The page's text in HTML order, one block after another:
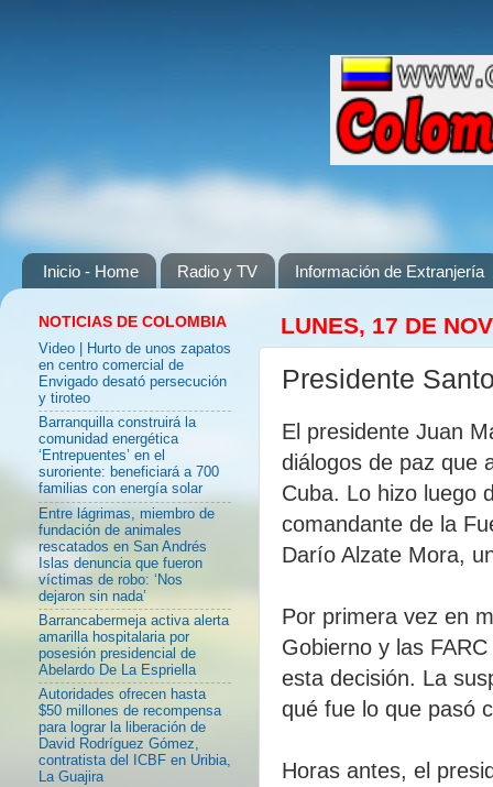
Inicio - Home Radio y TV Información de Extranjería
LUNES, 17 DE
Presidente
El presidente Juan
diálogos de paz que
Cuba. Lo hizo luego
comandante de la
Darío Alzate Mora,
Por primera vez en
Gobierno y las
esta decisión. La
qué fue lo que pasó
Horas antes, el
NOTICIAS DE COLOMBIA
Video | Hurto de unos zapatos
en centro comercial de
Envigado desató persecución
y tiroteo
Barranquilla construirá la
comunidad energética
‘Entrepuentes’ en el
suroriente: beneficiará a 700
familias con energía solar
Entre lágrimas, miembro de
fundación de animales
rescatados en San Andrés
Islas denuncia que fueron
víctimas de robo: ‘Nos
dejaron sin nada’
Barrancabermeja activa alerta
amarilla hospitalaria por
posesión presidencial de
Abelardo De La Espriella
Autoridades ofrecen hasta
$50 millones de recompensa
para lograr la liberación de
David Rodríguez Gómez,
contratista del ICBF en Uribia,
La Guajira